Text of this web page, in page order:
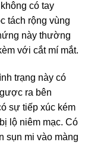
có tay
tách rộng vùng
này thường
với cắt mí mắt.
trạng này có
ra bên
sự tiếp xúc kém
lộ niêm mạc. Có
sụn mi vào màng